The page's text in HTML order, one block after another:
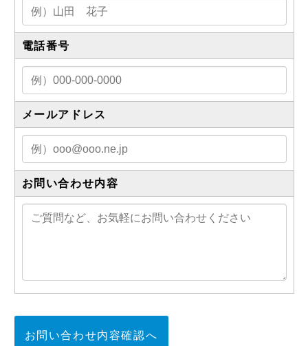
電話番号
メールアドレス
お問い合わせ内容
お問い合わせ内容確認へ